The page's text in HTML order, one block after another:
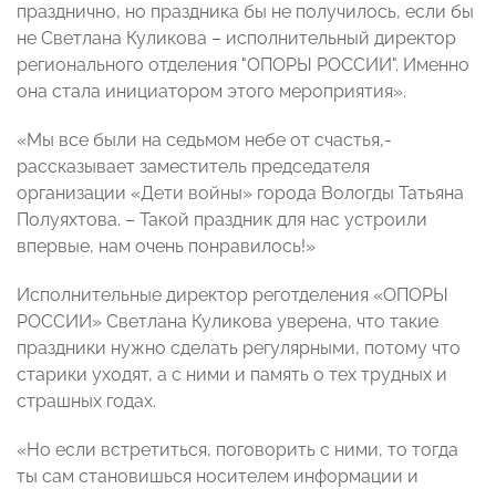
празднично, но праздника бы не получилось, если бы
не Светлана Куликова – исполнительный директор
регионального отделения "ОПОРЫ РОССИИ". Именно
она стала инициатором этого мероприятия».
«Мы все были на седьмом небе от счастья,-
рассказывает заместитель председателя
организации «Дети войны» города Вологды Татьяна
Полуяхтова. – Такой праздник для нас устроили
впервые, нам очень понравилось!»
Исполнительные директор реготделения «ОПОРЫ
РОССИИ» Светлана Куликова уверена, что такие
праздники нужно сделать регулярными, потому что
старики уходят, а с ними и память о тех трудных и
страшных годах.
«Но если встретиться, поговорить с ними, то тогда
ты сам становишься носителем информации и